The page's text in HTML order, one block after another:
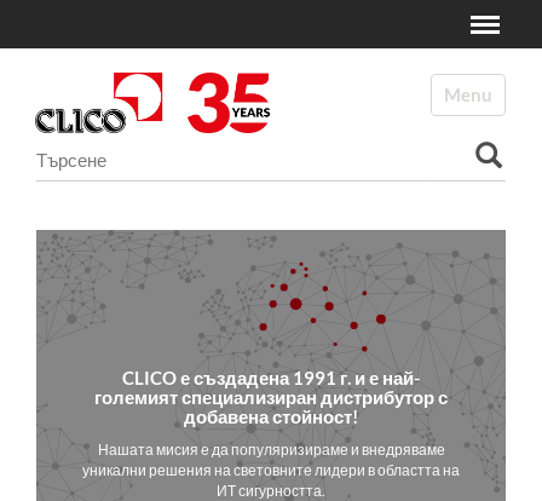
Toggle
CLICO е създадена 1991 г. и енай-
големият специализиран дистрибутор с
добавена стойност!
Нашата мисия е да популяризираме и внедряваме
уникални решения на световните лидери в областта на
ИТ сигурността.